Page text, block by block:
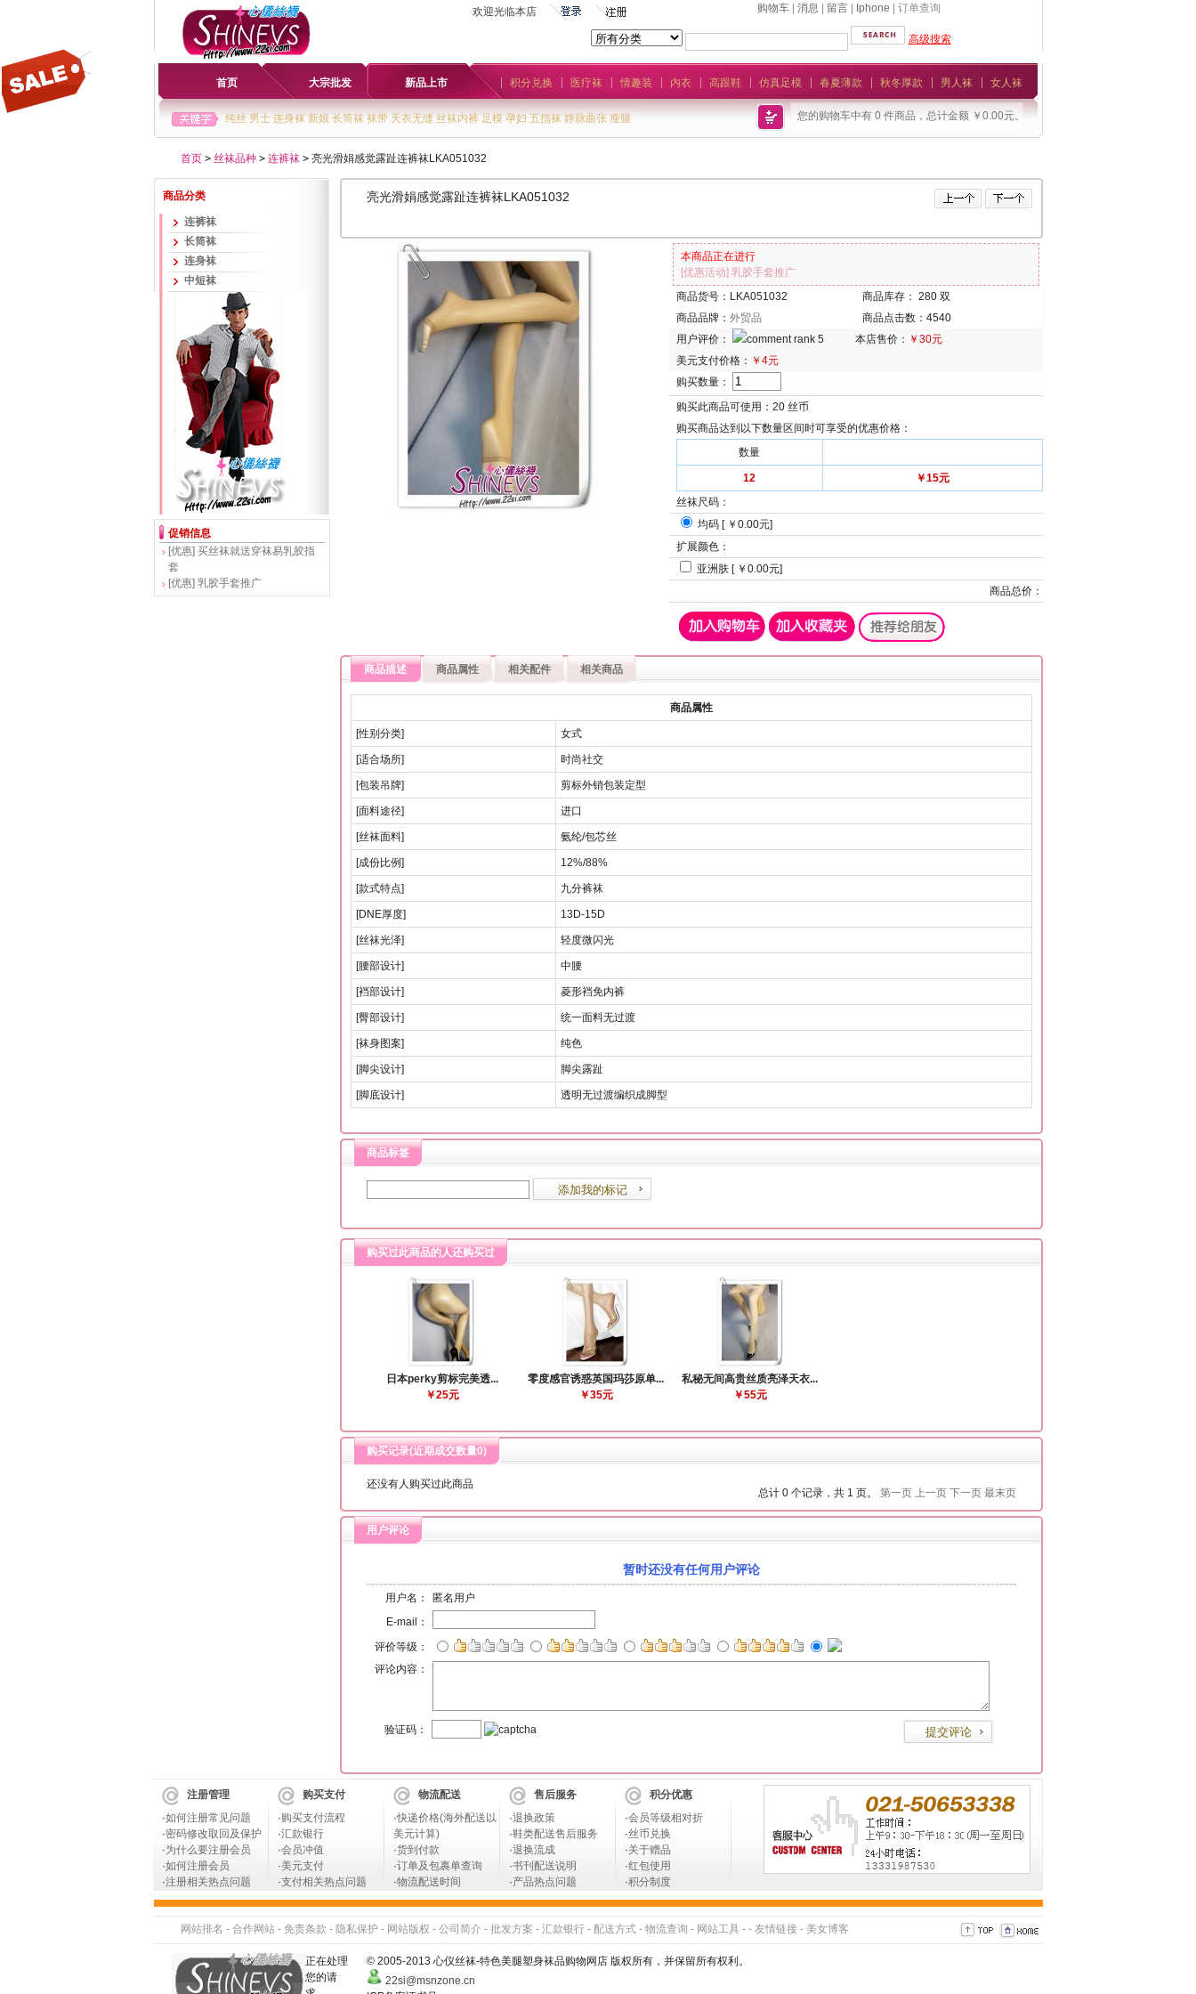
欢迎光临本店 购物车| 消息 留言| Iphone | 订单查询
高级搜索
首页 大宗批发 新品上市 积分兑换 医疗袜 情趣装 内衣 高跟鞋 仿真足模 春夏薄款 秋冬厚款 男人袜 女人袜
纯丝 男士 连身袜 新娘 长筒袜 袜带 天衣无缝 丝袜内裤 足模 孕妇 五指袜 静脉曲张 瘦腿 您的购物车中有 0 件商品，总计金额 ￥0.00元。
首页 > 丝袜品种 > 连裤袜 >亮光滑娟感觉露趾连裤袜LKA051032
商品分类
连裤袜
长筒袜
连身袜
中短袜
促销信息
[优惠] 买丝袜就送穿袜易乳胶指
套
[优惠] 乳胶手套推广
亮光滑娟感觉露趾连裤袜LKA051032
本商品正在进行
[优惠活动] 乳胶手套推广
商品货号：LKA051032
商品库存： 280 双
商品品牌： 外贸品
商品点击数：4540
用户评价：
本店售价： ￥30元
美元支付价格： ￥4元
购买数量：
购买此商品可使用： 20 丝币
购买商品达到以下数量区间时可享受的优惠价格：
数量
12
￥15元
丝袜尺码：
均码 [ ￥0.00元]
扩展颜色：
亚洲肤 [ ￥0.00元]
商品总价：
商品描述 商品属性 相关配件 相关商品
商品属性
[性别分类] 女式
[适合场所] 时尚社交
[包装吊牌] 剪标外销包装定型
[面料途径] 进口
[丝袜面料] 氨纶/包芯丝
[成份比例] 12%/88%
[款式特点] 九分裤袜
[DNE厚度] 13D-15D
[丝袜光泽] 轻度微闪光
[腰部设计] 中腰
[裆部设计] 菱形裆免内裤
[臀部设计] 统一面料无过渡
[袜身图案] 纯色
[脚尖设计] 脚尖露趾
[脚底设计] 透明无过渡编织成脚型
商品标签
购买过此商品的人还购买过
日本perky剪标完美透...
￥25元
零度感官诱惑英国玛莎原单...
￥35元
私秘无间高贵丝质亮泽天衣...
￥55元
购买记录(近期成交数量0)
还没有人购买过此商品
总计 0 个记录，共 1 页。 第一页 上一页 下一页 最末页
用户评论
暂时还没有任何用户评论
用户名：
匿名用户
E-mail：
评价等级：
评论内容：
验证码：
注册管理
·如何注册常见问题
·密码修改取回及保护
·为什么要注册会员
·如何注册会员
·注册相关热点问题
购买支付
·购买支付流程
·汇款银行
·会员冲值
·美元支付
·支付相关热点问题
物流配送
·快递价格(海外配送以
美元计算)
·货到付款
·订单及包裹单查询
·物流配送时间
售后服务
·退换政策
·鞋类配送售后服务
·退换流成
·书刊配送说明
·产品热点问题
积分优惠
·会员等级相对折
·丝币兑换
·关于赠品
·红包使用
·积分制度
网站排名 - 合作网站- 免责条款 - 隐私保护 - 网站版权 - 公司简介 - 批发方案 - 汇款银行- 配送方式- 物流查询 - 网站工具 - - 友情链接- 美女博客
© 2005-2013 心仪丝袜-特色美腿塑身袜品购物网店 版权所有，并保留所有权利。
22si@msnzone.cn
正在处理
您的请